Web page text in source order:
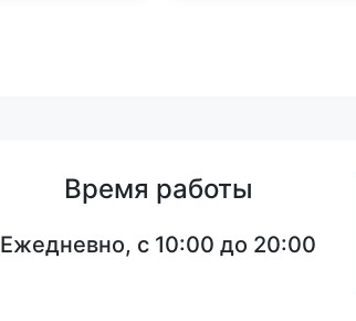
Время работы
Ежедневно, с 10:00 до 20:00